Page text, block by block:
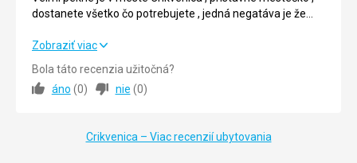
dostanete všetko čo potrebujete , jedná negatáva je že
obnos vreckového , ceny tam su šialene už .
Velmi pekne je v meste Crikvenica , prístavné mestečko ,
dostanete všetko čo potrebujete , jedná negatáva je že
Chorvátsko velmi zdraželo je potreba si pripravit veščí
obnos vreckového , ceny tam su šialene už .
Zobraziť viac
Bola táto recenzia užitočná?
áno (0) nie (0)
Crikvenica – Viac recenzií ubytovania